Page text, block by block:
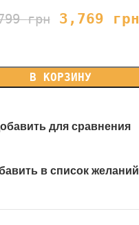
грн 3,769 грн
В КОРЗИНУ
для сравнения
в список желаний